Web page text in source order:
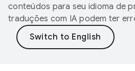
conteúdos para seu idioma de
traduções com IA podem ter